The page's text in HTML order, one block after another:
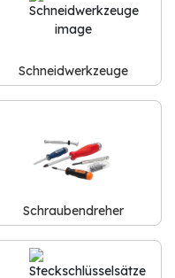
Schneidwerkzeuge
Schraubendreher